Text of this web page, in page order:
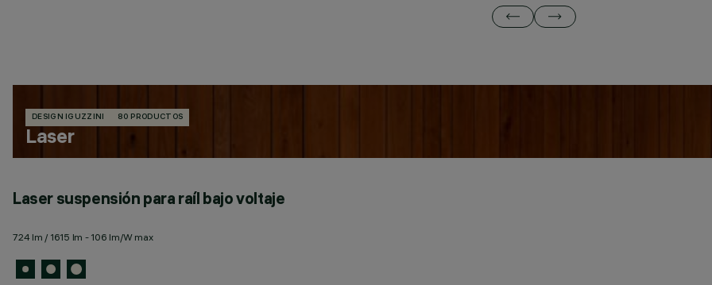
DESIGN IGUZZINI 80 PRODUCTOS
Laser
Laser suspensión para raíl bajo voltaje
724 lm / 1615 lm - 106 lm/W max